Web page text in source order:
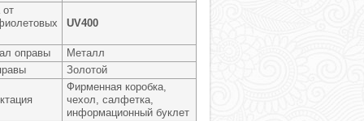
UV400
оправы
Металл
Золотой
Фирменная коробка,
чехол, салфетка,
информационный буклет